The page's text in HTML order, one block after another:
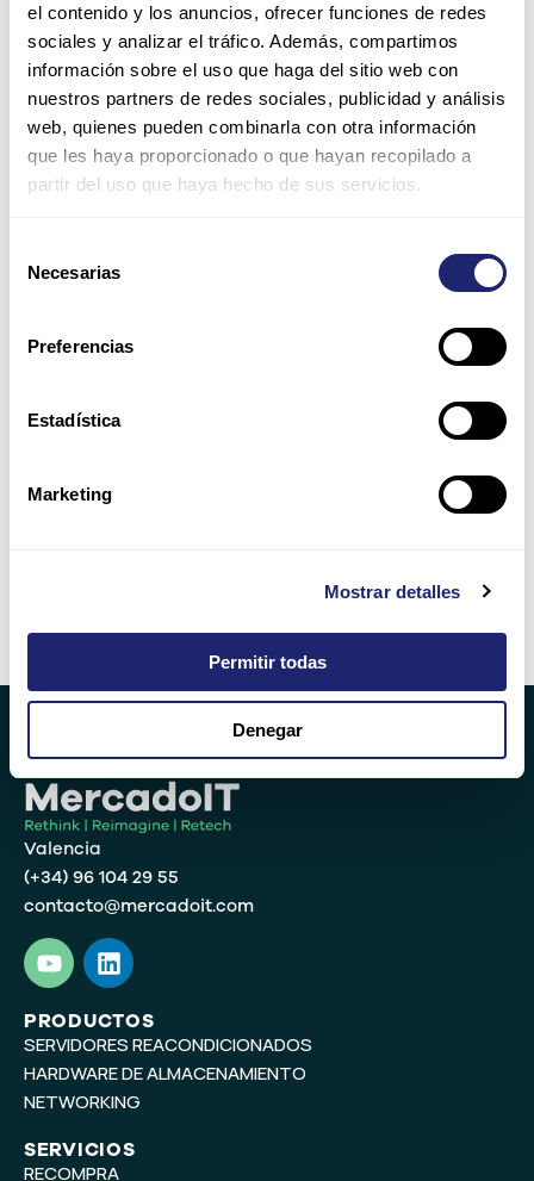
el contenido y los anuncios, ofrecer funciones de redes
sociales y analizar el tráfico. Además, compartimos
información sobre el uso que haga del sitio web con
nuestros partners de redes sociales, publicidad y análisis
web, quienes pueden combinarla con otra información
que les haya proporcionado o que hayan recopilado a
partir del uso que haya hecho de sus servicios.
Necesarias
Preferencias
Estadística
Marketing
Mostrar detalles
Permitir todas
Denegar
Nombre*
Correo
navegador para la próxima vez que comente.
Valencia
(+34) 96 104 29 55
contacto@mercadoit.com
Y
o
u
t
u
b
e
L
i
n
k
e
d
i
PRODUCTOS
SERVIDORES REACONDICIONADOS
HARDWARE DE ALMACENAMIENTO
NETWORKING
SERVICIOS
RECOMPRA